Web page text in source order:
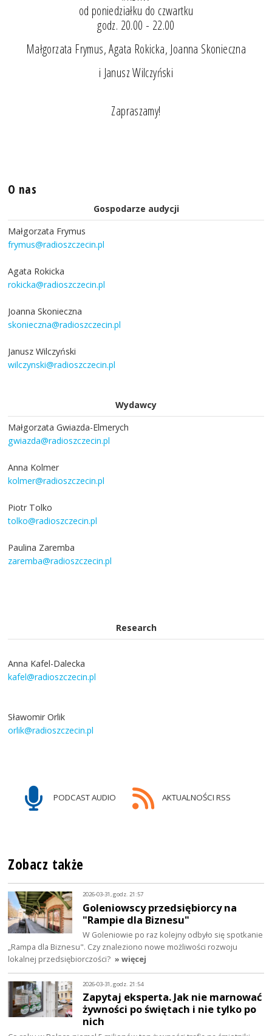
od poniedziałku do czwartku
godz. 20.00 - 22.00
Małgorzata Frymus, Agata Rokicka, Joanna Skonieczna
i Janusz Wilczyński
Zapraszamy!
O nas
Gospodarze audycji
Małgorzata Frymus
frymus@radioszczecin.pl
Agata Rokicka
rokicka@radioszczecin.pl
Joanna Skonieczna
skonieczna@radioszczecin.pl
Janusz Wilczyński
wilczynski@radioszczecin.pl
Wydawcy
Małgorzata Gwiazda-Elmerych
gwiazda@radioszczecin.pl
Anna Kolmer
kolmer@radioszczecin.pl
Piotr Tolko
tolko@radioszczecin.pl
Paulina Zaremba
zaremba@radioszczecin.pl
Research
Anna Kafel-Dalecka
kafel@radioszczecin.pl
Sławomir Orlik
orlik@radioszczecin.pl
PODCAST AUDIO AKTUALNOŚCI RSS
Zobacz także
2026-03-31, godz. 21:57
Goleniowscy przedsiębiorcy na
"Rampie dla Biznesu"
W Goleniowie po raz kolejny odbyło się spotkanie
„Rampa dla Biznesu". Czy znaleziono nowe możliwości rozwoju
lokalnej przedsiębiorczości? » więcej
2026-03-31, godz. 21:54
Zapytaj eksperta. Jak nie marnować
żywności po świętach i nie tylko po
nich